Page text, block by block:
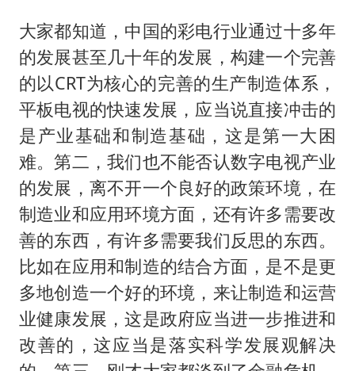
大家都知道，中国的彩电行业通过十多年
的发展甚至几十年的发展，构建一个完善
的以CRT为核心的完善的生产制造体系，
平板电视的快速发展，应当说直接冲击的
是产业基础和制造基础，这是第一大困
难。第二，我们也不能否认数字电视产业
的发展，离不开一个良好的政策环境，在
制造业和应用环境方面，还有许多需要改
善的东西，有许多需要我们反思的东西。
比如在应用和制造的结合方面，是不是更
多地创造一个好的环境，来让制造和运营
业健康发展，这是政府应当进一步推进和
改善的，这应当是落实科学发展观解决